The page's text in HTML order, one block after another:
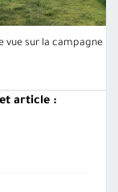
vue sur la campagne –
article :